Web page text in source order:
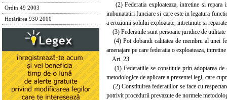
Ordin 49 2003
Hotărârea 930 2000
(2) Federatia exploateaza, intretine si repara
imbunatatiri funciare si care este in legatura
a eroziunii solului exploatate, intretinute si
(3) Federatiile sunt persoane juridice de
(4) Pot dobandi calitatea de membru al unei
amenajare pe care federatia o exploateaza,
Art. 23
(1) Federatiile se constituie prin adoptarea de
metodologice de aplicare a prezentei legi, care
(2) Constituirea federatiilor se face cu
potrivit procedurii prevazute de normele